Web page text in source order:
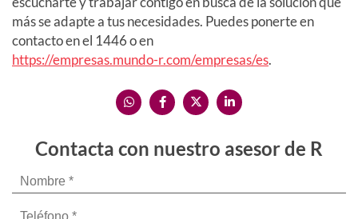
más se adapte a tus necesidades. Puedes ponerte en
contacto en el 1446 o en
https://empresas.mundo-r.com/empresas/es.
Contacta con nuestro asesor de R